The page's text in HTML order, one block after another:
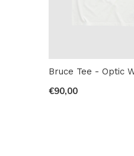
Bruce Tee - Optic
€90,00